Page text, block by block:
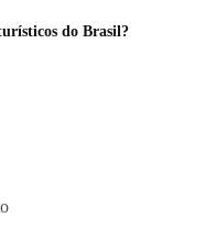
do Brasil?